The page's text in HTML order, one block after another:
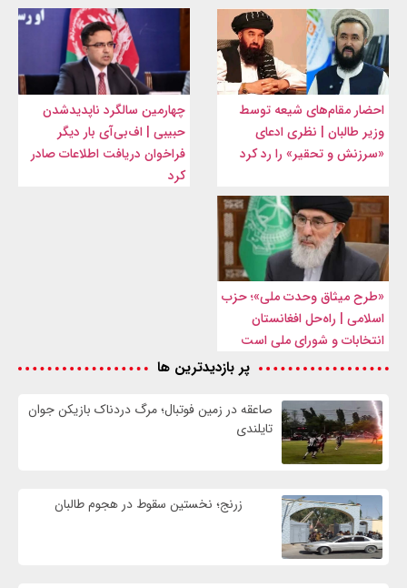
احضار مقام‌های شیعه توسط
وزیر طالبان | نظری ادعای
«سرزنش و تحقیر» را رد کرد
چهارمین سالگرد ناپدیدشدن
حبیبی | اف‌بی‌آی بار دیگر
فراخوان دریافت اطلاعات صادر
کرد
«طرح میثاق وحدت ملی»؛ حزب
اسلامی | راه‌حل افغانستان
انتخابات و شورای ملی است
پر بازدیدترین ها
صاعقه در زمین فوتبال؛ مرگ دردناک بازیکن جوان
تایلندی
زرنج؛ نخستین سقوط در هجوم طالبان